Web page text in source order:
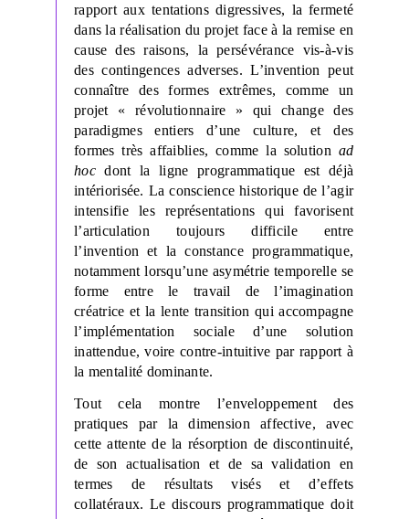
rapport aux tentations digressives, la fermeté
dans la réalisation du projet face à la remise en
cause des raisons, la persévérance vis-à-vis
des contingences adverses. L’invention peut
connaître des formes extrêmes, comme un
projet « révolutionnaire » qui change des
paradigmes entiers d’une culture, et des
formes très affaiblies, comme la solution ad
hocdont la ligne programmatique est déjà
intériorisée. La conscience historique de l’agir
intensifie les représentations qui favorisent
l’articulation toujours difficile entre
l’invention et la constance programmatique,
notamment lorsqu’une asymétrie temporelle se
forme entre le travail de l’imagination
créatrice et la lente transition qui accompagne
l’implémentation sociale d’une solution
inattendue, voire contre-intuitive par rapport à
la mentalité dominante.
Tout cela montre l’enveloppement des
pratiques par la dimension affective, avec
cette attente de la résorption de discontinuité,
de son actualisation et de sa validation en
termes de résultats visés et d’effets
collatéraux. Le discours programmatique doit